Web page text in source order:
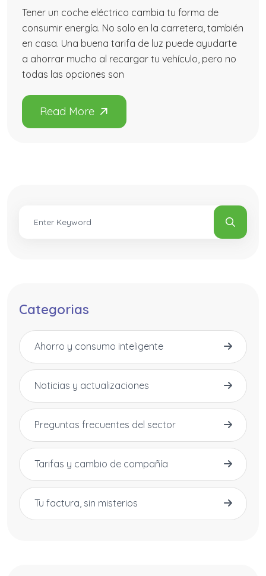
Tener un coche eléctrico cambia tu forma de
consumir energía. No solo en la carretera, también
en casa. Una buena tarifa de luz puede ayudarte
a ahorrar mucho al recargar tu vehículo, pero no
todas las opciones son
Categorias
Ahorro y consumo inteligente
Noticias y actualizaciones
Preguntas frecuentes del sector
Tarifas y cambio de compañía
Tu factura, sin misterios